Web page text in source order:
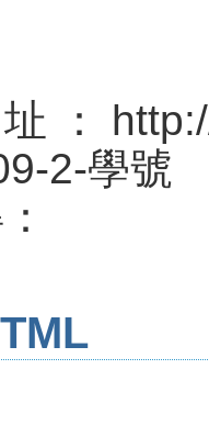
：http://
2-學號